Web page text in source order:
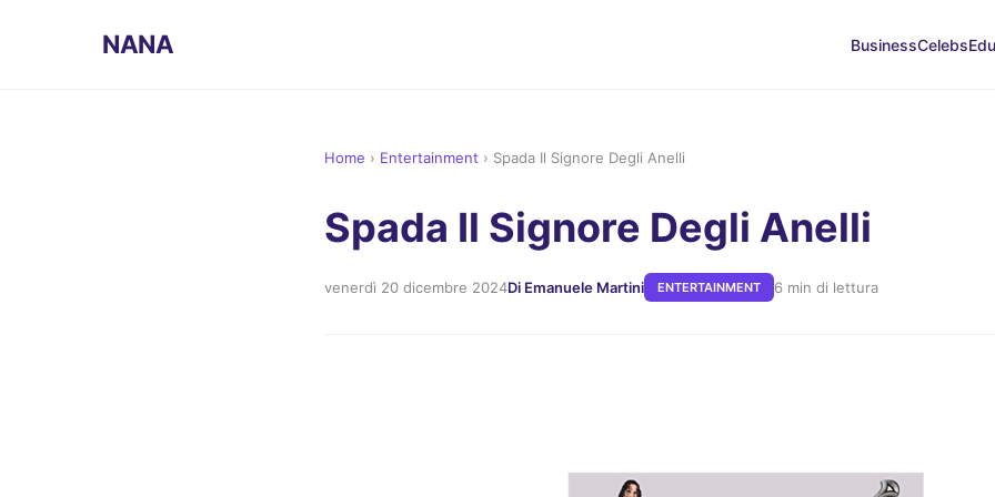
NANA BusinessCelebs
Home › Entertainment › Spada Il Signore Degli Anelli
Spada Il Signore Degli Anelli
venerdì 20 dicembre 2024Di Emanuele Martini ENTERTAINMENT 6 min di lettura